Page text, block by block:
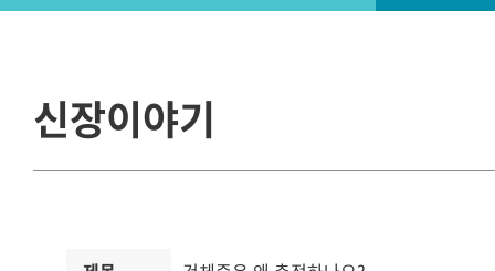
신장이야기